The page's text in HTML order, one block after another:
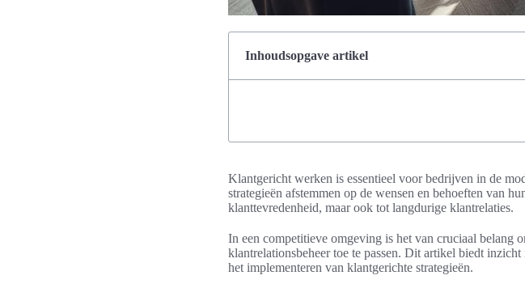
Inhoudsopgave artikel
Klantgericht werken is essentieel voor bedrijven in de
strategieën afstemmen op de wensen en behoeften van
klanttevredenheid, maar ook tot langdurige klantrelaties.
In een competitieve omgeving is het van cruciaal belang
klantrelationsbeheer toe te passen. Dit artikel biedt
het implementeren van klantgerichte strategieën.